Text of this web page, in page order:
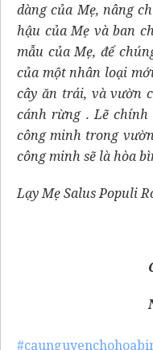
dàng của Mẹ, nâng
hậu của Mẹ và ban
mẫu của Mẹ, để
của một nhân loại
cây ăn trái, và vườn
cánh rừng . Lẽ
công minh trong
công minh sẽ là hòa
Lạy Mẹ Salus Populi